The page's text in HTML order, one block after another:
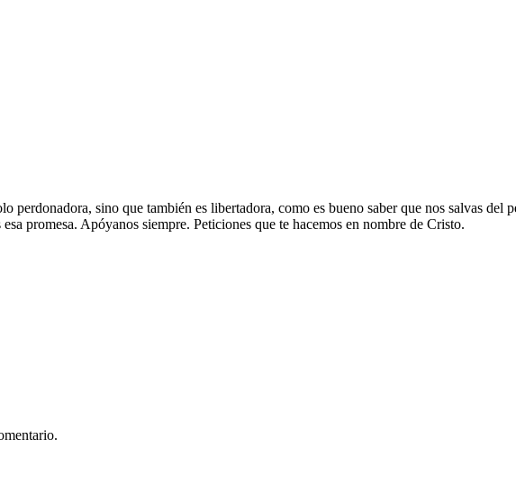
perdonadora, sino que también es libertadora, como es bueno saber que nos salvas del
promesa. Apóyanos siempre. Peticiones que te hacemos en nombre de Cristo.